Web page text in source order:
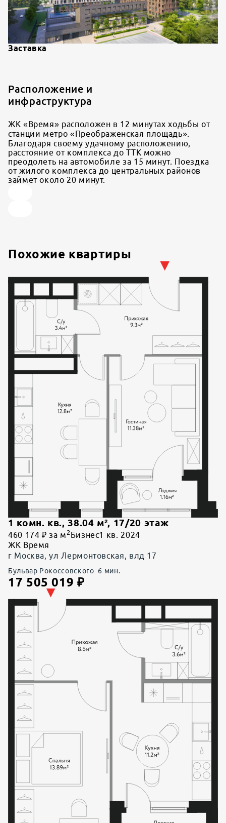
Заставка
Расположение и
инфраструктура
ЖК «Время» расположен в 12 минутах ходьбы от
станции метро «Преображенская площадь».
Благодаря своему удачному расположению,
расстояние от комплекса до ТТК можно
преодолеть на автомобиле за 15 минут. Поездка
от жилого комплекса до центральных районов
займет около 20 минут.
Похожие квартиры
1 комн. кв., 38.04 м², 17/20 этаж
460 174 ₽ за м 2 Бизнес1 кв. 2024
ЖК Время
г Москва, ул Лермонтовская, влд 17
Бульвар Рокоссовского 6 мин.
17 505 019 ₽